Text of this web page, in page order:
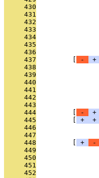
     430
     431
     432
     433
     434
     435
     436
     437
- +
     438
     439
     440
     441
     442
     443
     444
- +
     445
+ +
     446
     447
     448
+ -
     449
     450
     451
     452